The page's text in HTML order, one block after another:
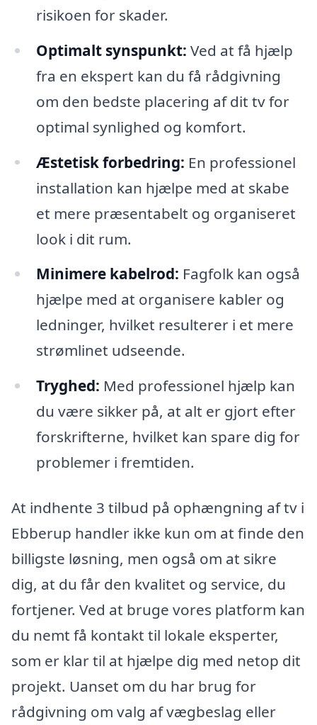
risikoen for skader.
Optimalt synspunkt: Ved at få hjælp
fra en ekspert kan du få rådgivning
om den bedste placering af dit tv for
optimal synlighed og komfort.
Æstetisk forbedring: En professionel
installation kan hjælpe med at skabe
et mere præsentabelt og organiseret
look i dit rum.
Minimere kabelrod: Fagfolk kan også
hjælpe med at organisere kabler og
ledninger, hvilket resulterer i et mere
strømlinet udseende.
Tryghed: Med professionel hjælp kan
du være sikker på, at alt er gjort efter
forskrifterne, hvilket kan spare dig for
problemer i fremtiden.
At indhente 3 tilbud på ophængning af tv i
Ebberup handler ikke kun om at finde den
billigste løsning, men også om at sikre
dig, at du får den kvalitet og service, du
fortjener. Ved at bruge vores platform kan
du nemt få kontakt til lokale eksperter,
som er klar til at hjælpe dig med netop dit
projekt. Uanset om du har brug for
rådgivning om valg af vægbeslag eller